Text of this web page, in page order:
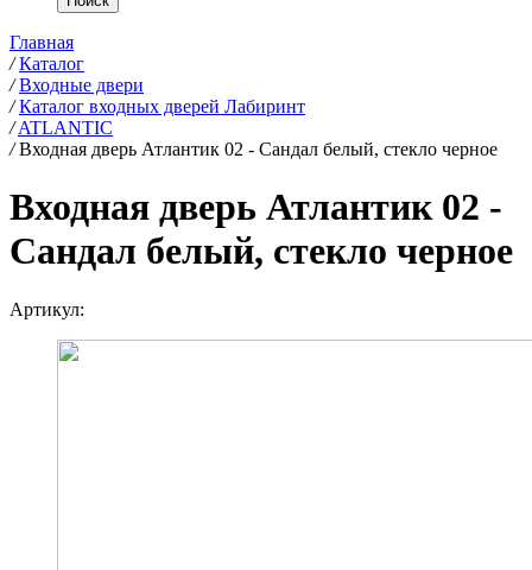
Главная
/ Каталог
/ Входные двери
/ Каталог входных дверей Лабиринт
/ ATLANTIC
/ Входная дверь Атлантик 02 - Сандал белый, стекло черное
Входная дверь Атлантик 02 -
Сандал белый, стекло черное
Артикул: